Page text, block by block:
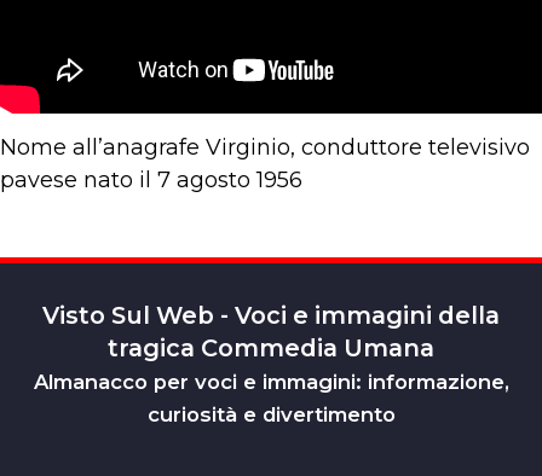
Nome all’anagrafe Virginio, conduttore televisivo
pavese nato il 7 agosto 1956
Visto Sul Web - Voci e immagini della
tragica Commedia Umana
Almanacco per voci e immagini: informazione,
curiosità e divertimento